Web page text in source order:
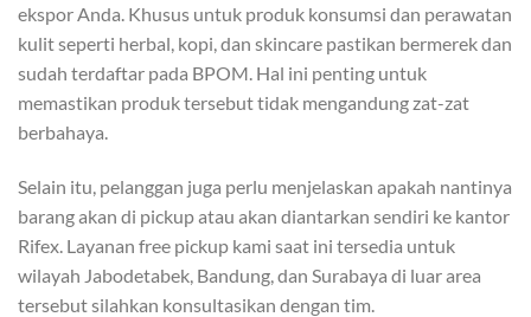
ekspor Anda. Khusus untuk produk konsumsi dan perawatan
kulit seperti herbal, kopi, dan skincare pastikan bermerek dan
sudah terdaftar pada BPOM. Hal ini penting untuk
memastikan produk tersebut tidak mengandung zat-zat
berbahaya.
Selain itu, pelanggan juga perlu menjelaskan apakah nantinya
barang akan di pickup atau akan diantarkan sendiri ke kantor
Rifex. Layanan free pickup kami saat ini tersedia untuk
wilayah Jabodetabek, Bandung, dan Surabaya di luar area
tersebut silahkan konsultasikan dengan tim.